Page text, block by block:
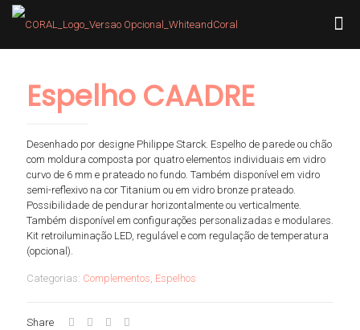
Espelho CAADRE
Desenhado por designe Philippe Starck. Espelho de parede ou chão
com moldura composta por quatro elementos individuais em vidro
curvo de 6 mm e prateado no fundo. Também disponível em vidro
semi-reflexivo na cor Titanium ou em vidro bronze prateado.
Possibilidade de pendurar horizontalmente ou verticalmente.
Também disponível em configurações personalizadas e modulares.
Kit retroiluminação LED, regulável e com regulação de temperatura
(opcional).
Categorias: Complementos, Espelhos
Share